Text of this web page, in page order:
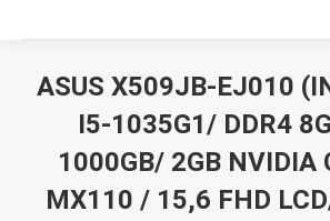
ASUS X509JB-EJ010
I5-1035G1/ DDR4
1000GB/ 2GB NVIDIA
MX110 / 15,6 FHD